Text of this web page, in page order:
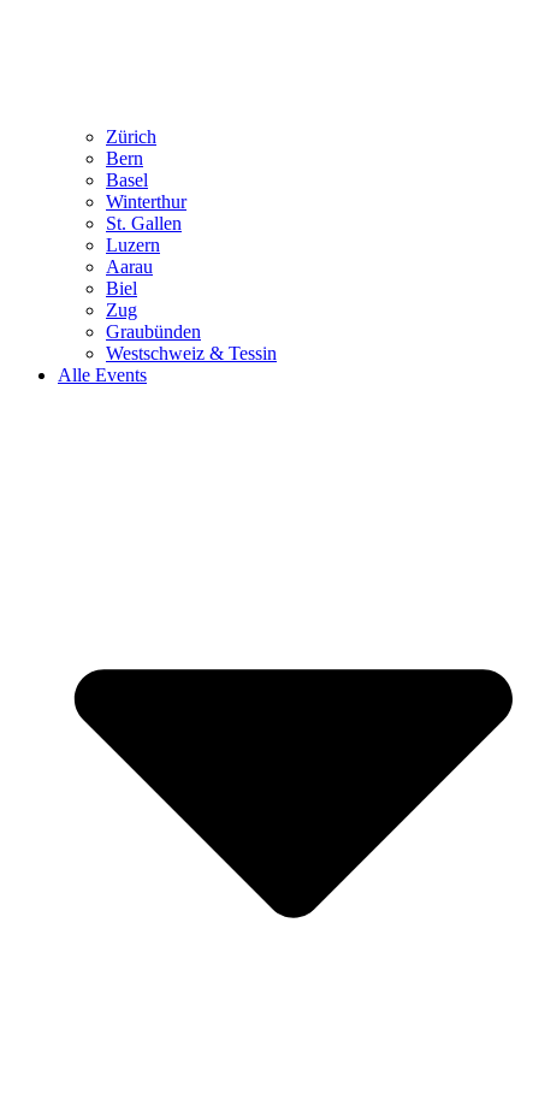
Zürich
Bern
Basel
Winterthur
St. Gallen
Luzern
Aarau
Biel
Zug
Graubünden
Westschweiz & Tessin
Alle Events